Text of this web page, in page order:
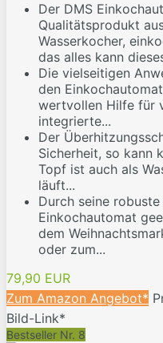
Der DMS
Qualitätsprodukt
Wasserkocher,
das alles kann
Die vielseitigen
den
wertvollen Hilfe für
integrierte...
Der
Sicherheit, so kann
Topf ist auch als
läuft...
Durch seine
Einkochautomat
dem
oder zum...
79,90 EUR
Zum Amazon Angebot*
Bild-Link*
Bestseller Nr. 8